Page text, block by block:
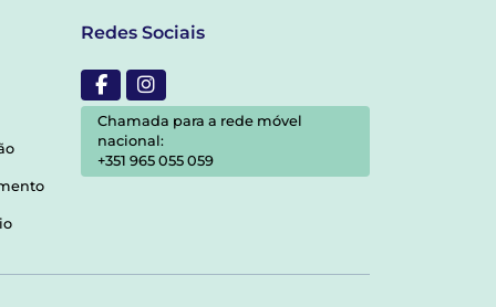
Redes Sociais
Chamada para a rede móvel
nacional:
+351 965 055 059